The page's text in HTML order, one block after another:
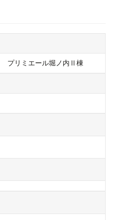
プリミエール堀ノ内Ⅱ棟